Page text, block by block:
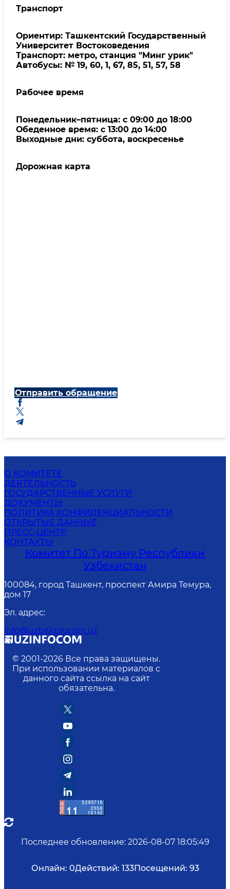
Транспорт
Ориентир: Ташкентский Государственный
Университет Востоковедения
Транспорт: метро, станция "Минг урик"
Автобусы: № 19, 60, 1, 67, 85, 51, 57, 58
Рабочее время
Понедельник–пятница: с 09:00 до 18:00
Обеденное время: с 13:00 до 14:00
Выходные дни: суббота, воскресенье
Дорожная карта
Отправить обращение
О КОМИТЕТЕ
ДЕЯТЕЛЬНОСТЬ
ГОСУДАРСТВЕННЫЕ УСЛУГИ
ДОКУМЕНТЫ
ПОЛИТИКА КОНФИДЕНЦИАЛЬНОСТИ
ОТКРЫТЫЕ ДАННЫЕ
ПРЕСС-ЦЕНТР
КОНТАКТЫ
Комитет По Туризму Республики
Узбекистан
100084, город Ташкент, проспект Амира Темура,
дом 17
Эл. адрес:
info@uzbektourism.uz
© 2001-2026 Все права защищены.
При использовании материалов с
данного сайта ссылка на сайт
обязательна.
Последнее обновление: 2026-08-07 18:05:49
Онлайн: 0Действий: 133Посещений: 93